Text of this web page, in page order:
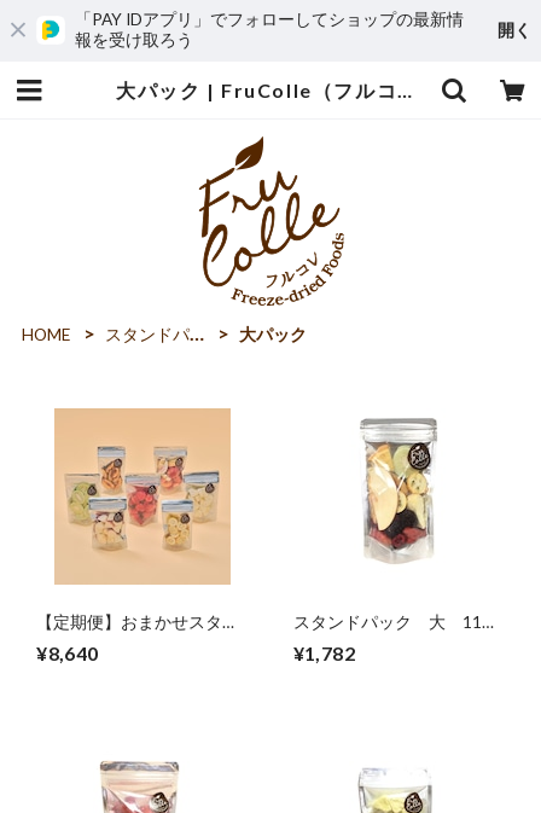
「PAY IDアプリ」でフォローしてショップの最新情
報を受け取ろう
開く
大パック | FruColle（フルコレ）オンラインストア
HOME スタンドパック 大パック
【定期便】おまかせスタン
ドパックセット【1カ月に7
袋】
¥8,640
スタンドパック 大 11種
フルーツMIX
¥1,782